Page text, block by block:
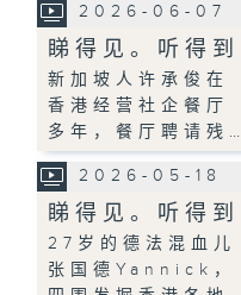
2026-06-07
睇得见。听得到
新加坡人许承俊在
香港经营社企餐厅
多年，餐厅聘请残…
2026-05-18
睇得见。听得到
27岁的德法混血儿
张国德Yannick，